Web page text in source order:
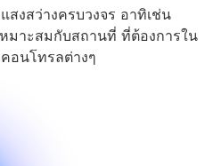
สงสว่างครบวงจร อาทิเช่น
มาะสมกับสถานที่ ที่ต้องการใน
อนโทรลต่างๆ